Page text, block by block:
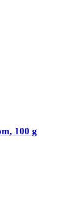
100 g